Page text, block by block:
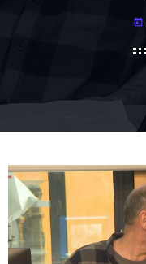
today